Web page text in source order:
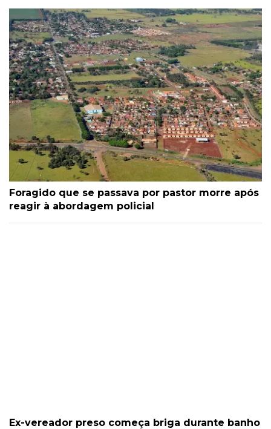
Foragido que se passava por pastor morre após
reagir à abordagem policial
Ex-vereador preso começa briga durante banho